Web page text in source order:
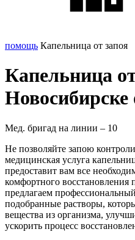
помощь Капельница от запоя
Капельница
Новосибирске
Мед. бригад на линии – 10
Не позволяйте запою
медицинская услуга
предоставит вам все
комфортного
предлагаем
подобранные растворы,
вещества из организма,
ускорить процесс